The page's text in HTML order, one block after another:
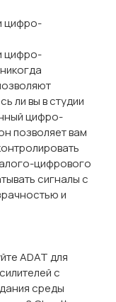
цифро-
цифро-
ли вы в студии
цифро-
позволяет вам
цифрового
сигналы с
и
ADAT для
с
среды